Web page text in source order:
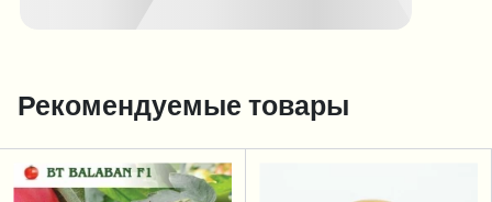
Рекомендуемые товары